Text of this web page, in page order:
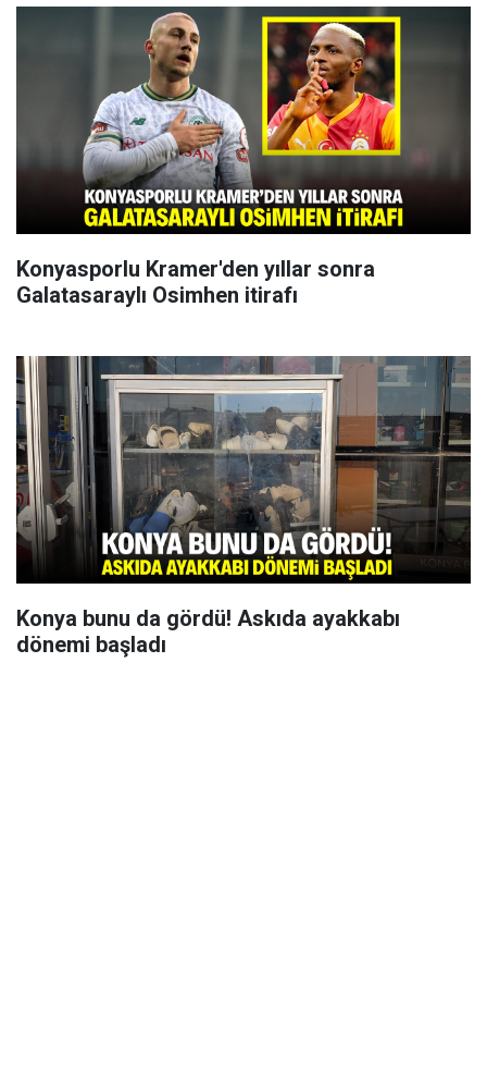
Konyasporlu Kramer'den yıllar sonra
Galatasaraylı Osimhen itirafı
Konya bunu da gördü! Askıda ayakkabı
dönemi başladı